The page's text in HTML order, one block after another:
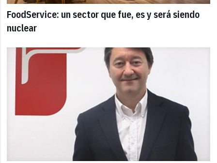
FoodService: un sector que fue, es y será siendo
nuclear